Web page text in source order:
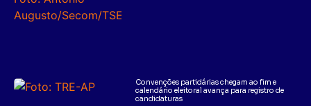
Convenções partidárias chegam ao fim e
calendário eleitoral avança para registro de
candidaturas